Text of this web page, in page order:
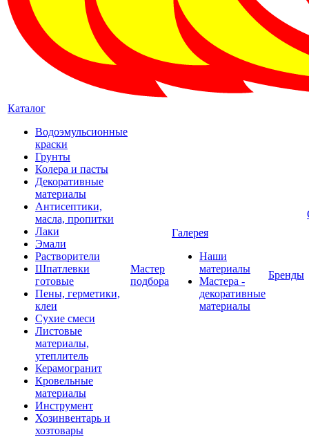
Каталог
Водоэмульсионные
краски
Грунты
Колера и пасты
Декоративные
материалы
Антисептики,
масла, пропитки
Лаки
Эмали
Растворители
Шпатлевки
готовые
Пены, герметики,
клеи
Сухие смеси
Листовые
материалы,
утеплитель
Керамогранит
Кровельные
материалы
Инструмент
Хозинвентарь и
хозтовары
Мастер
подбора
Галерея
Наши
материалы
Мастера -
декоративные
материалы
Бренды